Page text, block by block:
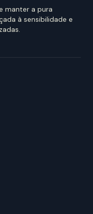
manter a pura
à sensibilidade e